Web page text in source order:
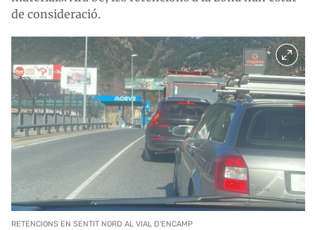
de consideració.
RETENCIONS EN SENTIT NORD AL VIAL D'ENCAMP